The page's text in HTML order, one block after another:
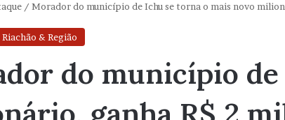
/ Morador do município de Ichu se torna o mais novo
Riachão & Região
do município